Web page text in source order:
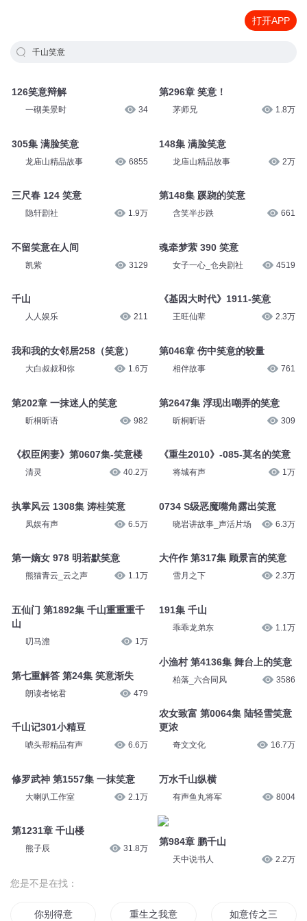
打开APP
千山笑意
126笑意辩解
一砌美景时 34
305集 满脸笑意
龙庙山精品故事 6855
三尺春 124 笑意
隐轩剧社 1.9万
不留笑意在人间
凯紫 3129
千山
人人娱乐 211
我和我的女邻居258（笑意）
大白叔叔和你 1.6万
第202章 一抹迷人的笑意
昕桐昕语 982
《权臣闲妻》第0607集-笑意楼
清灵 40.2万
执掌风云 1308集 涛桂笑意
凤娱有声 6.5万
第一嫡女 978 明若默笑意
熊猫青云_云之声 1.1万
五仙门 第1892集 千山重重重千
山
叨马澹 1万
第七重解答 第24集 笑意渐失
朗读者铭君 479
千山记301小精豆
唬头帮精品有声 6.6万
修罗武神 第1557集 一抹笑意
大喇叭工作室 2.1万
第1231章 千山楼
熊子辰 31.8万
第296章 笑意！
茅师兄 1.8万
148集 满脸笑意
龙庙山精品故事 2万
第148集 蹊跷的笑意
含笑半步跌 661
魂牵梦萦 390 笑意
女子一心_仓央剧社 4519
《基因大时代》1911-笑意
王旺仙辈 2.3万
第046章 伤中笑意的较量
相伴故事 761
第2647集 浮现出嘲弄的笑意
昕桐昕语 309
《重生2010》-085-莫名的笑意
将城有声 1万
0734 S级恶魔嘴角露出笑意
晓岩讲故事_声活片场 6.3万
大仵作 第317集 顾景言的笑意
雪月之下 2.3万
191集 千山
乖乖龙弟东 1.1万
小渔村 第4136集 舞台上的笑意
柏落_六合同风 3586
农女致富 第0064集 陆轻雪笑意
更浓
奇文文化 16.7万
万水千山纵横
有声鱼丸将军 8004
第984章 鹏千山
天中说书人 2.2万
您是不是在找：
你别得意 重生之我意成仙 如意传之三生